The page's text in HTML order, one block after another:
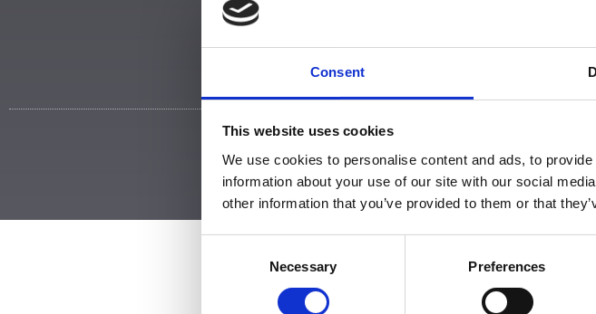
Consent
This website uses cookies
We use cookies to personalise content and ads, to
information about your use of our site with our social
other information that you’ve provided to them or that
Necessary Preferences